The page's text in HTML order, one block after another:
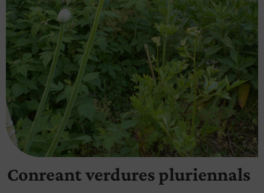
Conreant verdures pluriennals